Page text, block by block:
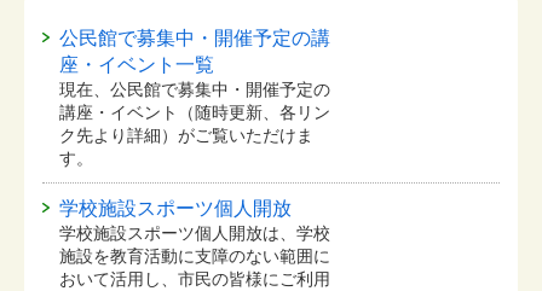
公民館で募集中・開催予定の講
座・イベント一覧
現在、公民館で募集中・開催予定の
講座・イベント（随時更新、各リン
ク先より詳細）がご覧いただけま
す。
学校施設スポーツ個人開放
学校施設スポーツ個人開放は、学校
施設を教育活動に支障のない範囲に
おいて活用し、市民の皆様にご利用